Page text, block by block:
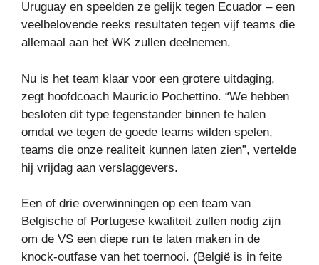
Uruguay en speelden ze gelijk tegen Ecuador – een
veelbelovende reeks resultaten tegen vijf teams die
allemaal aan het WK zullen deelnemen.
Nu is het team klaar voor een grotere uitdaging,
zegt hoofdcoach Mauricio Pochettino. “We hebben
besloten dit type tegenstander binnen te halen
omdat we tegen de goede teams wilden spelen,
teams die onze realiteit kunnen laten zien”, vertelde
hij vrijdag aan verslaggevers.
Een of drie overwinningen op een team van
Belgische of Portugese kwaliteit zullen nodig zijn
om de VS een diepe run te laten maken in de
knock-outfase van het toernooi. (België is in feite